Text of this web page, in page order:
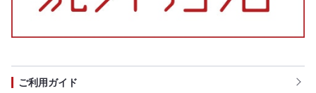
ご利用ガイド